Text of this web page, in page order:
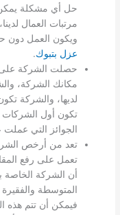
حل أي مشكلة يمكن
مرتبات العمال
ويكون العمل دون
عزل بتبوك.
حصلت الشركة على
مكانك الشركة،
لديها، والشركة
تكون أول
الجوائز التي
تعد من أرخص
تعمل على رفع
أن الشركة الخاصة
المتوسطة
فيمكن أن تتم هذه